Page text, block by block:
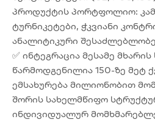
პროდუქტის პორტფოლიო:
ტურნიკეტები, ჭკვიანი
ანალიტიკური
✅ ინტეგრაცია მესამე
წარმოდგენილია 150-ზე მეტ
ემსახურება მილიონობით
შორის სახელმწიფო
ინდივიდუალურ